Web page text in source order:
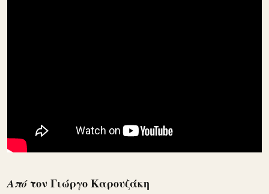
Απότον Γιώργο Καρουζάκη